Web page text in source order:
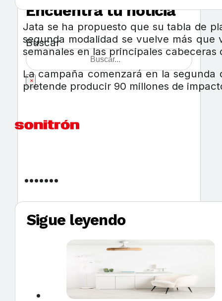
Encuentra tu noticia
Buscar
×
Jata se ha propuesto que su tabla de
segunda modalidad se vuelve más
semanales en las principales
La campaña comenzará en la
pretende producir 90 millones de
Sigue leyendo